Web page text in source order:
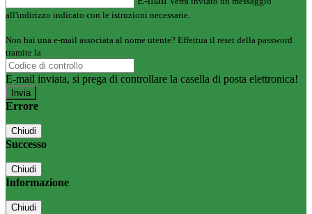
all'indirizzo indicato con le istruzioni necessarie.
Non hai una e-mail associata al nome utente? Effettua il reset della password
tramite la
E-mail inviata, si prega di controllare la casella di posta elettronica!
Errore
Chiudi
Successo
Chiudi
Informazione
Chiudi